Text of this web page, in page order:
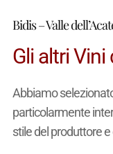
Bidis – Valle
Gli altri
Abbiamo
particolarmente
stile del produttore